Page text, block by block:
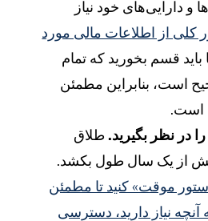
خود نیاز
از اطلاعات مالی مورد
قسم بخورید که تمام
بنابراین مطمئن
نظر بگیرید.طلاق
از یک سال طول بکشد.
موقت» کنید تا مطمئن
نیاز دارید، دسترسی